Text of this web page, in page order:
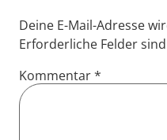
Deine E-Mail-Adresse
Erforderliche Felder
Kommentar*